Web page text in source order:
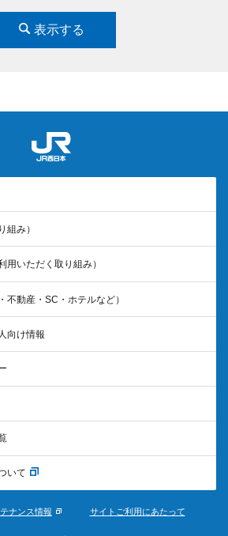
表示する
組み）
用いただく取り組み）
不動産・SC・ホテルなど）
向け情報
いて
テナンス情報 サイトご利用にあたって